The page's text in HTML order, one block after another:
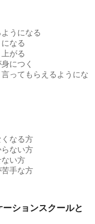
うになる
なる
がる
につく
ってもらえるようにな
なる方
ない方
い方
手な方
ションスクールと